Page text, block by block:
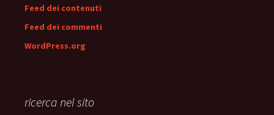
Feed dei contenuti
Feed dei commenti
WordPress.org
ricerca nel sito